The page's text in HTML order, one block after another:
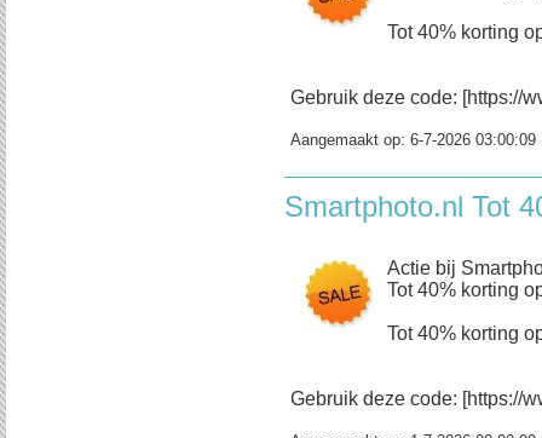
Tot 40% korting
Gebruik deze code: [https://
Aangemaakt op: 6-7-2026 03:00:09
Smartphoto.nl Tot
Actie bij
Tot 40% korting
Tot 40% korting
Gebruik deze code: [https://